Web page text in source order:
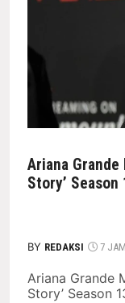
Ariana
Story’
BY REDAKSI 7
Ariana Grande
Story’ Season